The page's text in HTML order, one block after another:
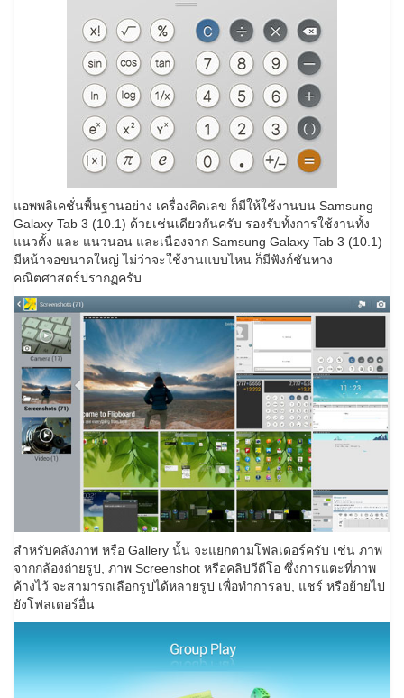
แอพพลิเคชั่นพื้นฐานอย่าง เครื่องคิดเลข ก็มีให้ใช้งานบน Samsung
Galaxy Tab 3 (10.1) ด้วยเช่นเดียวกันครับ รองรับทั้งการใช้งานทั้ง
แนวตั้ง และ แนวนอน และเนื่องจาก Samsung Galaxy Tab 3 (10.1)
มีหน้าจอขนาดใหญ่ ไม่ว่าจะใช้งานแบบไหน ก็มีฟังก์ชันทาง
คณิตศาสตร์ปรากฏครับ
สำหรับคลังภาพ หรือ Gallery นั้น จะแยกตามโฟลเดอร์ครับ เช่น ภาพ
จากกล้องถ่ายรูป, ภาพ Screenshot หรือคลิปวีดีโอ ซึ่งการแตะที่ภาพ
ค้างไว้ จะสามารถเลือกรูปได้หลายรูป เพื่อทำการลบ, แชร์ หรือย้ายไป
ยังโฟลเดอร์อื่น